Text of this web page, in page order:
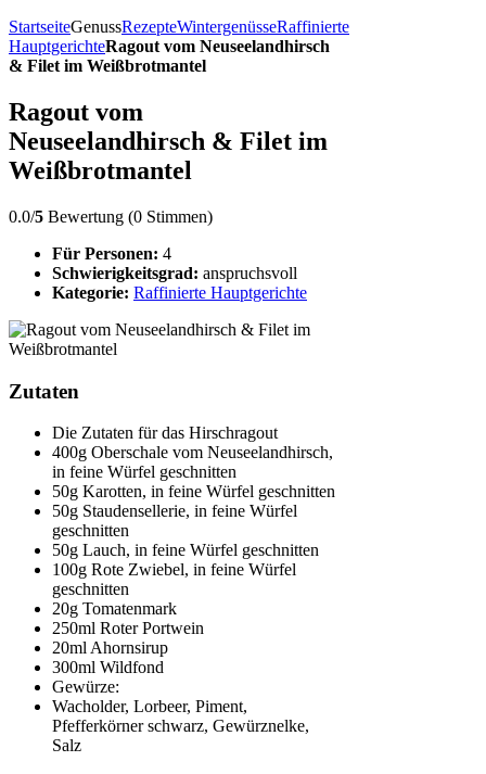
StartseiteGenussRezepteWintergenüsseRaffinierte
HauptgerichteRagout vom Neuseelandhirsch
& Filet im Weißbrotmantel
Ragout vom
Neuseelandhirsch & Filet im
Weißbrotmantel
0.0/5 Bewertung (0 Stimmen)
Für Personen: 4
Schwierigkeitsgrad: anspruchsvoll
Kategorie: Raffinierte Hauptgerichte
Zutaten
Die Zutaten für das Hirschragout
400g Oberschale vom Neuseelandhirsch,
in feine Würfel geschnitten
50g Karotten, in feine Würfel geschnitten
50g Staudensellerie, in feine Würfel
geschnitten
50g Lauch, in feine Würfel geschnitten
100g Rote Zwiebel, in feine Würfel
geschnitten
20g Tomatenmark
250ml Roter Portwein
20ml Ahornsirup
300ml Wildfond
Gewürze:
Wacholder, Lorbeer, Piment,
Pfefferkörner schwarz, Gewürznelke,
Salz